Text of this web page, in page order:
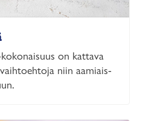
on kattava
niin aamiais-